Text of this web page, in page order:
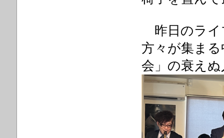
昨日のライ
方々が集ま
会」の衰え